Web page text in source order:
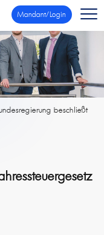
Mandant/Login
beschließt